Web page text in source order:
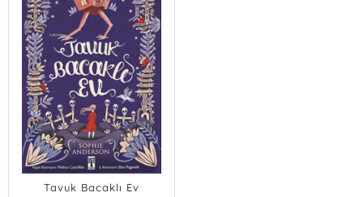
Tavuk Bacaklı Ev